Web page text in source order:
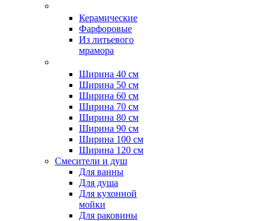
Керамические
Фарфоровые
Из литьевого
мрамора
Ширина 40 см
Ширина 50 см
Ширина 60 см
Ширина 70 см
Ширина 80 см
Ширина 90 см
Ширина 100 см
Ширина 120 см
Смесители и душ
Для ванны
Для душа
Для кухонной
мойки
Для раковины